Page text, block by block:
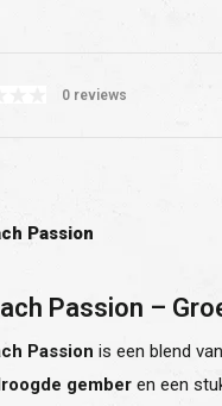
0 reviews
Passion
Passion –
Passion is een blend
gember en een